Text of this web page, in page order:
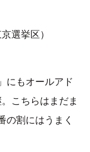
選挙区）
にもオールアド
こちらはまだま
の割にはうまく